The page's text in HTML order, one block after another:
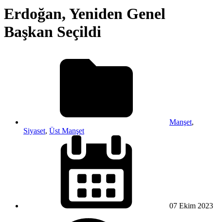
Erdoğan, Yeniden Genel
Başkan Seçildi
Manşet,
Siyaset, Üst Manşet
07 Ekim 2023